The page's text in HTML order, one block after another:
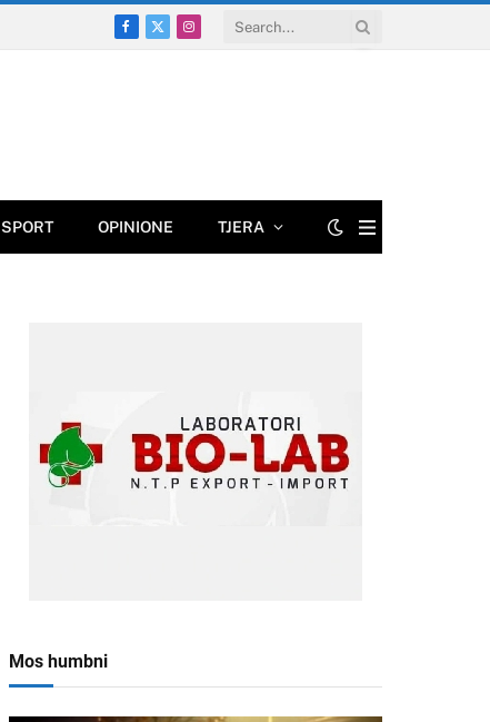
Facebook
X
Instagram
SPORT OPINIONE TJERA
Mos humbni